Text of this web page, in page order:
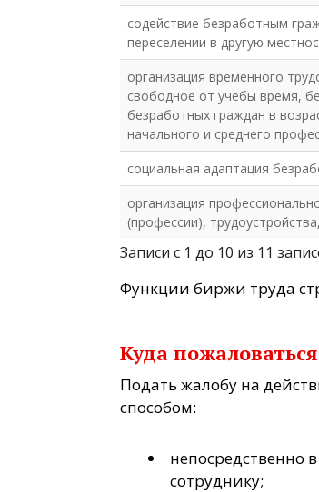
содействие безработным
переселении в другую
организация временного
свободное от учебы время,
безработных граждан в
начального и среднего
социальная адаптация
организация
(профессии),
Записи с 1 до 10 из 11
Функции биржи труда
Куда
Подать жалобу на
способом:
непосредственно
сотруднику;